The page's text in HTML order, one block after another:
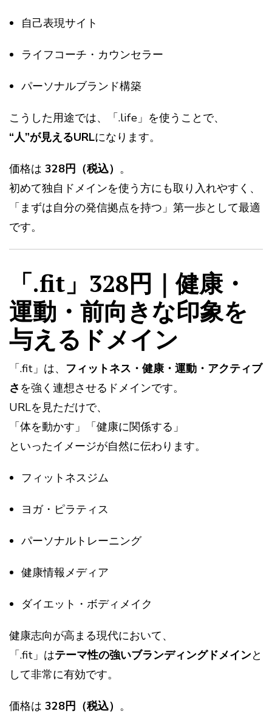
自己表現サイト
ライフコーチ・カウンセラー
パーソナルブランド構築
こうした用途では、「.life」を使うことで、
“人”が見えるURLになります。
価格は 328円（税込） 。
初めて独自ドメインを使う方にも取り入れやすく、
「まずは自分の発信拠点を持つ」第一歩として最適
です。
「.fit」328円｜健康・
運動・前向きな印象を
与えるドメイン
「.fit」は、 フィットネス・健康・運動・アクティブ
さ を強く連想させるドメインです。
URLを見ただけで、
「体を動かす」「健康に関係する」
といったイメージが自然に伝わります。
フィットネスジム
ヨガ・ピラティス
パーソナルトレーニング
健康情報メディア
ダイエット・ボディメイク
健康志向が高まる現代において、
「.fit」はテーマ性の強いブランディングドメインと
して非常に有効です。
価格は 328円（税込） 。